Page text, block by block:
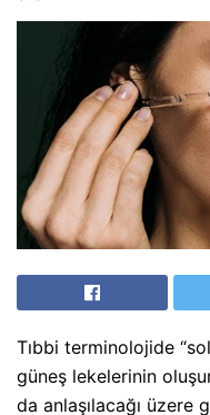
Tıbbi terminolojide
güneş lekelerinin
da anlaşılacağı üzere